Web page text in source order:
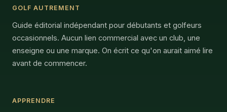
GOLF AUTREMENT
Guide éditorial indépendant pour débutants et golfeurs
occasionnels. Aucun lien commercial avec un club, une
enseigne ou une marque. On écrit ce qu'on aurait aimé lire
avant de commencer.
APPRENDRE